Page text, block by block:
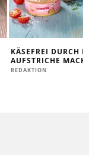
KÄSEFREI DURCH
AUFSTRICHE
REDAKTION